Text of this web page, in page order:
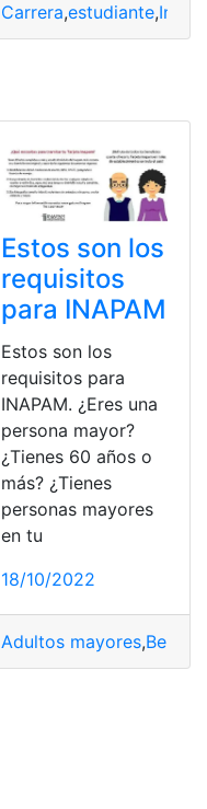
Carrera,estudiante,
Estos son los
requisitos
para INAPAM
Estos son los
requisitos para
INAPAM. ¿Eres una
persona mayor?
¿Tienes 60 años o
más? ¿Tienes
personas mayores
en tu
18/10/2022
Adultos mayores,